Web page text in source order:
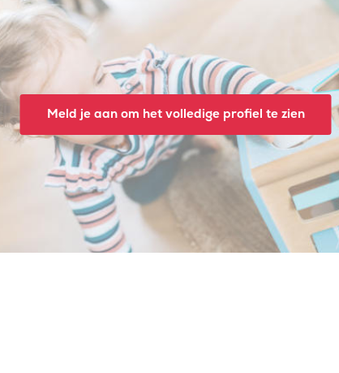
Meld je aan om het volledige profiel te zien